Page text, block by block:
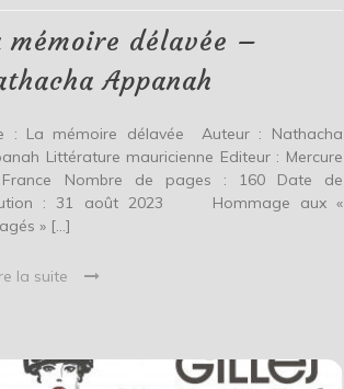
Appanah
mémoire délavée –
Appanah
: La mémoire délavée Auteur : Nathacha
Littérature mauricienne Editeur : Mercure
Nombre de pages : 160 Date de
: 31 août 2023 Hommage aux «
» […]
la suite